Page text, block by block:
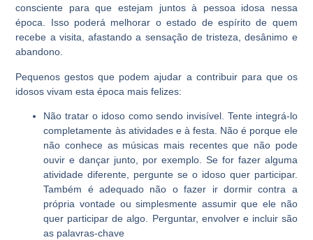
consciente para que estejam juntos à pessoa idosa nessa
época. Isso poderá melhorar o estado de espírito de quem
recebe a visita, afastando a sensação de tristeza, desânimo e
abandono.
Pequenos gestos que podem ajudar a contribuir para que os
idosos vivam esta época mais felizes:
Não tratar o idoso como sendo invisível. Tente integrá-lo
completamente às atividades e à festa. Não é porque ele
não conhece as músicas mais recentes que não pode
ouvir e dançar junto, por exemplo. Se for fazer alguma
atividade diferente, pergunte se o idoso quer participar.
Também é adequado não o fazer ir dormir contra a
própria vontade ou simplesmente assumir que ele não
quer participar de algo. Perguntar, envolver e incluir são
as palavras-chave